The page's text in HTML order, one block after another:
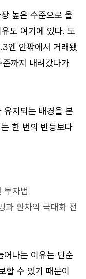
높은 수준으로 올
도 여기에 있다. 도
엔 안팎에서 거래됐
까지 내려갔다가
유지되는 배경을 본
한 번의 반등보다
투자법
과 환차익 극대화 전
어나는 이유는 단순
할 수 있기 때문이